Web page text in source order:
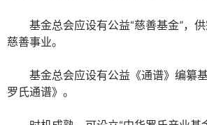
基金总会应设有公益“慈善基金”，
慈善事业。
基金总会应设有公益《通谱》编纂
罗氏通谱》。